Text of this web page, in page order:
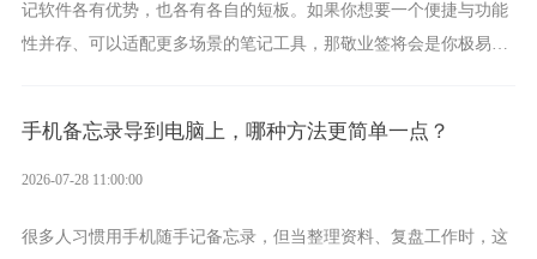
记软件各有优势，也各有各自的短板。如果你想要一个便捷与功能
性并存、可以适配更多场景的笔记工具，那敬业签将会是你极易上
手机备忘录导到电脑上，哪种方法更简单一点？
2026-07-28 11:00:00
很多人习惯用手机随手记备忘录，但当整理资料、复盘工作时，这